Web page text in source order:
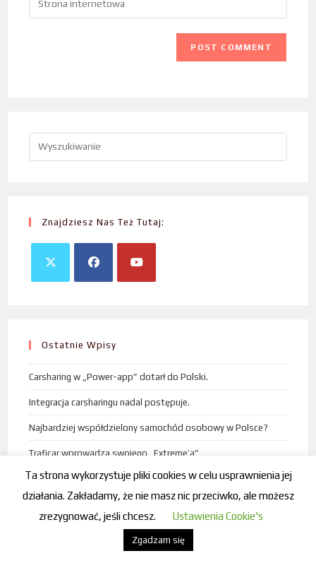
Znajdziesz Nas Też Tutaj:
Ostatnie Wpisy
Carsharing w „Power-app” dotarł do Polski.
Integracja carsharingu nadal postępuje.
Najbardziej współdzielony samochód osobowy w Polsce?
Traficar wprowadza swojego „Extreme’a”
Sprzedasz konto w carsharingu?
Naiwność kosztuje!
Ta strona wykorzystuje pliki cookies w celu usprawnienia jej
działania. Zakładamy, że nie masz nic przeciwko, ale możesz
zrezygnować, jeśli chcesz.
Ustawienia Cookie's
Zgadzam się